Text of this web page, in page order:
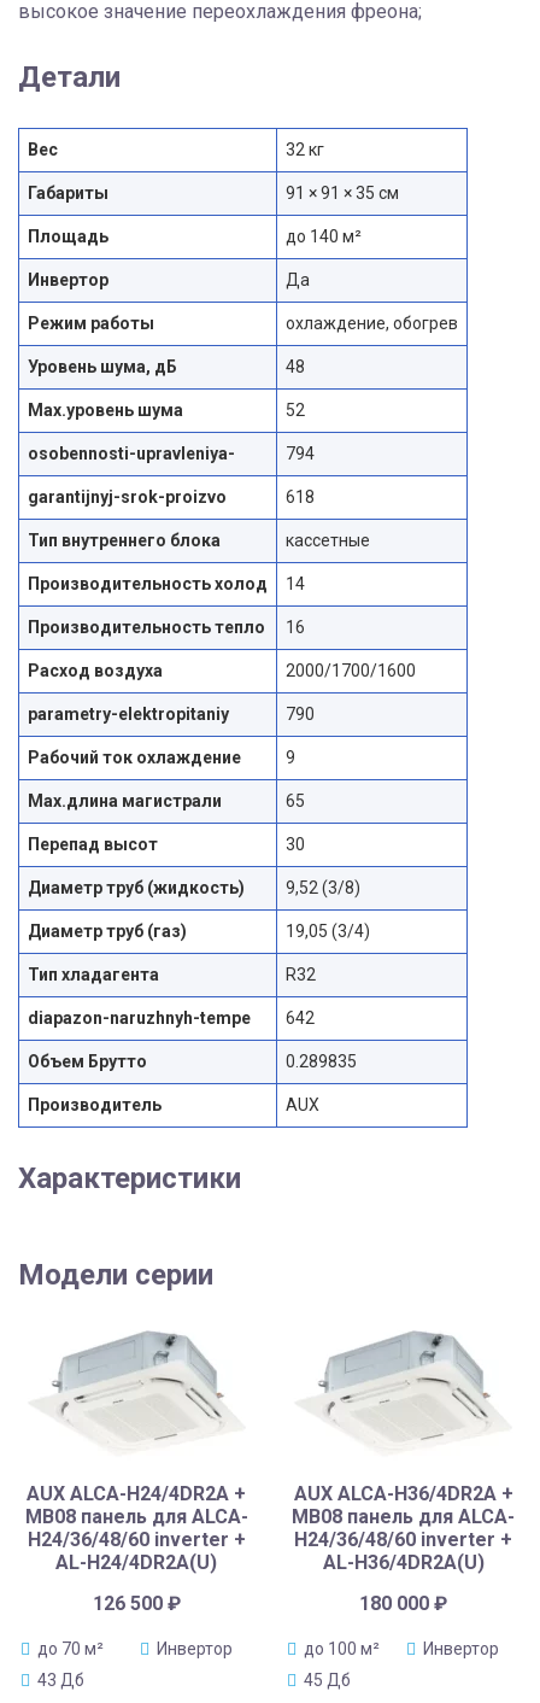
высокое значение переохлаждения фреона;
Детали
Вес 32 кг
Габариты 91 × 91 × 35 см
Площадь до 140 м²
Инвертор Да
Режим работы охлаждение, обогрев
Уровень шума, дБ 48
Max.уровень шума 52
osobennosti-upravleniya- 794
garantijnyj-srok-proizvo 618
Тип внутреннего блока кассетные
Производительность холод 14
Производительность тепло 16
Расход воздуха 2000/1700/1600
parametry-elektropitaniy 790
Рабочий ток охлаждение 9
Max.длина магистрали 65
Перепад высот 30
Диаметр труб (жидкость) 9,52 (3/8)
Диаметр труб (газ) 19,05 (3/4)
Тип хладагента R32
diapazon-naruzhnyh-tempe 642
Объем Брутто 0.289835
Производитель AUX
Характеристики
Модели серии
AUX ALCA-H24/4DR2A +
MB08 панель для ALCA-
H24/36/48/60 inverter +
AL-H24/4DR2A(U)
126 500 ₽
до 70 м²
Инвертор
43 Дб
AUX ALCA-H36/4DR2A +
MB08 панель для ALCA-
H24/36/48/60 inverter +
AL-H36/4DR2A(U)
180 000₽
до 100 м²
Инвертор
45 Дб